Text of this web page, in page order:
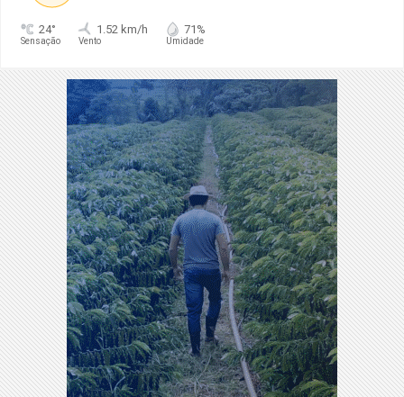
24°
Sensação
1.52 km/h
Vento
71%
Umidade